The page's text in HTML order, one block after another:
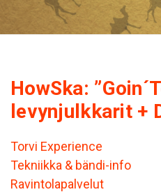
HowSka:
levynjulkkarit +
Torvi Experience
Tekniikka & bändi-info
Ravintolapalvelut